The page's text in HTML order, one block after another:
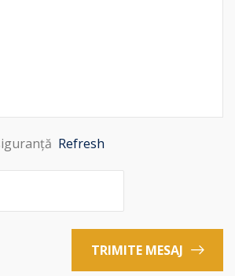
Refresh
TRIMITE MESAJ